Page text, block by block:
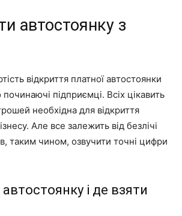
автостоянку з
відкриття платної автостоянки
підприємці. Всіх цікавить
необхідна для відкриття
Але все залежить від безлічі
таким чином, озвучити точні цифри
і де взяти